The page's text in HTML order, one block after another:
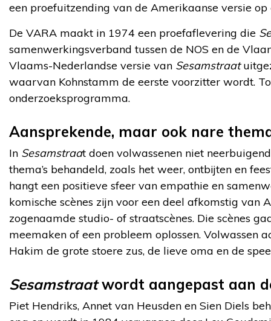
een proefuitzending van de Amerikaanse versie
De VARA maakt in 1974 een proefaflevering die
samenwerkingsverband tussen de NOS en de
Vlaams-Nederlandse versie van Sesamstraat
waarvan Kohnstamm de eerste voorzitter wordt.
onderzoeksprogramma.
Aansprekende, maar ook nare
In Sesamstraat doen volwassenen niet
thema’s behandeld, zoals het weer, ontbijten en
hangt een positieve sfeer van empathie en
komische scènes zijn voor een deel afkomstig
zogenaamde studio- of straatscènes. Die scènes
meemaken of een probleem oplossen. Volwassen
Hakim de grote stoere zus, de lieve oma en de
Sesamstraatwordt aangepast aan
Piet Hendriks, Annet van Heusden en Sien Diels